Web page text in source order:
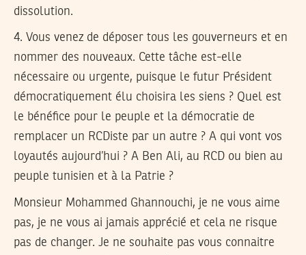
dissolution.
4. Vous venez de déposer tous les gouverneurs et en
nommer des nouveaux. Cette tâche est-elle
nécessaire ou urgente, puisque le futur Président
démocratiquement élu choisira les siens ? Quel est
le bénéfice pour le peuple et la démocratie de
remplacer un RCDiste par un autre ? A qui vont vos
loyautés aujourd’hui ? A Ben Ali, au RCD ou bien au
peuple tunisien et à la Patrie ?
Monsieur Mohammed Ghannouchi, je ne vous aime
pas, je ne vous ai jamais apprécié et cela ne risque
pas de changer. Je ne souhaite pas vous connaitre